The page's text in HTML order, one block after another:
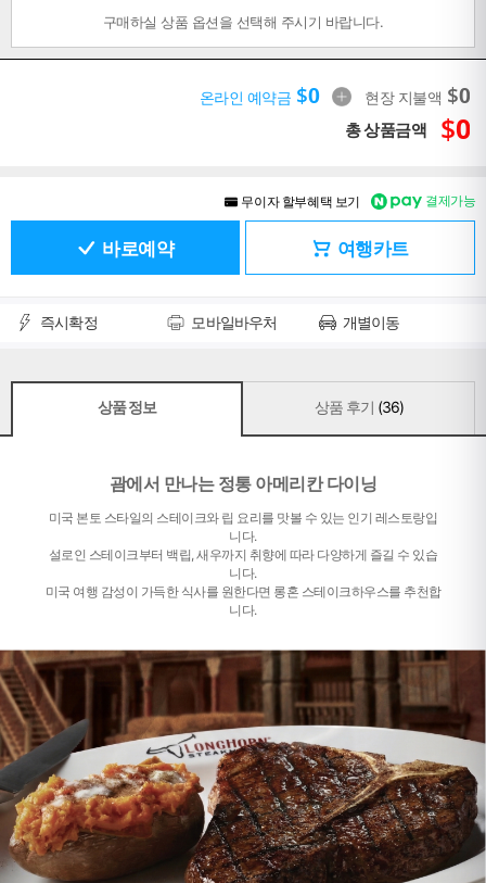
구매하실 상품 옵션을 선택해 주시기 바랍니다.
온라인 예약금 $0 현장 지불액 $0
총 상품금액 $0
무이자 할부혜택 보기 결제가능
바로예약 여행카트
즉시확정 모바일바우처 개별이동
상품 정보 상품 후기 (36)
괌에서 만나는 정통 아메리칸 다이닝
미국 본토 스타일의 스테이크와 립 요리를 맛볼 수 있는 인기 레스토랑입
니다.
설로인 스테이크부터 백립, 새우까지 취향에 따라 다양하게 즐길 수 있습
니다.
미국 여행 감성이 가득한 식사를 원한다면 롱혼 스테이크하우스를 추천합
니다.